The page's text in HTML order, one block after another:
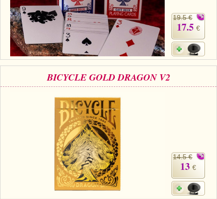
19.5 €
17.5 €
BICYCLE GOLD DRAGON V2
14.5 €
13 €